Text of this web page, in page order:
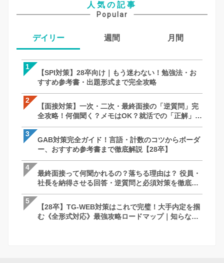
人気の記事
Popular
デイリー
1
【SPI対策】28卒向け｜もう迷わない！勉強法・お
すすめ参考書・出題形式まで完全攻略
2
【面接対策】一次・二次・最終面接の「逆質問」完
全攻略！何個聞く？メモはOK？就活での「正解」を
徹底解説｜27卒・28卒向け
3
GAB対策完全ガイド！言語・計数のコツからボーダ
ー、おすすめ参考書まで徹底解説【28卒】
4
最終面接って何聞かれるの？落ちる理由は？ 役員・
社長を納得させる回答・逆質問と必須対策を徹底解
説
5
【28卒】TG-WEB対策はこれで完璧！大手内定を掴
む《全形式対応》最強攻略ロードマップ｜知らない
週間
【SPI対策】28卒向け｜もう迷わない！
すすめ参考書・出題形式まで完全攻略
【面接対策】一次・二次・最終面接の「
全攻略！何個聞く？メモはOK？就活での
徹底解説｜27卒・28卒向け
最終面接って何聞かれるの？落ちる理由
社長を納得させる回答・逆質問と必須対
説
ケース面接とは？例題と解答パターン/対
で完全網羅！【28卒】
GAB対策完全ガイド！言語・計数のコツ
ー、おすすめ参考書まで徹底解説【28卒
月間
【面接対策】一次・二次・最終面接の「
全攻略！何個聞く？メモはOK？就活での
徹底解説｜27卒・28卒向け
【SPI対策】28卒向け｜もう迷わない！
すすめ参考書・出題形式まで完全攻略
ケース面接とは？例題と解答パターン/対
で完全網羅！【28卒】
最終面接って何聞かれるの？落ちる理由
社長を納得させる回答・逆質問と必須対
説
苦手な人がいたときはどうしますか？ ー
さとコツ